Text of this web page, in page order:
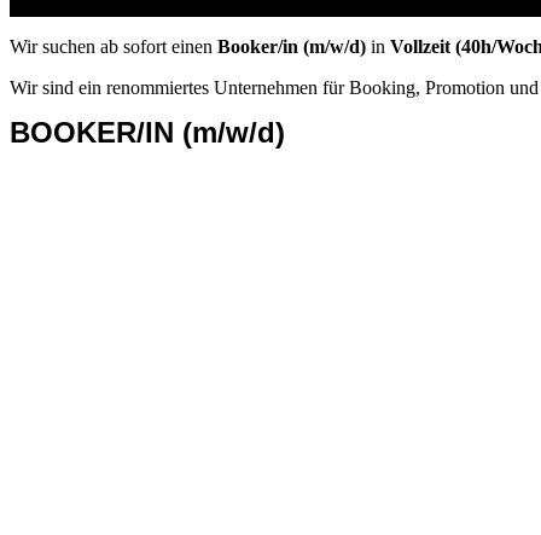
Wir suchen ab sofort einen Booker/in (m/w/d) in Vollzeit (40h/
Wir sind ein renommiertes Unternehmen für Booking, Promotion
BOOKER/IN (m/w/d)